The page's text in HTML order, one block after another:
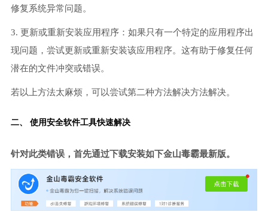
修复系统异常问题。
3. 更新或重新安装应用程序：如果只有一个特定的应用程序出
现问题，尝试更新或重新安装该应用程序。这有助于修复任何
潜在的文件冲突或错误。
若以上方法太麻烦，可以尝试第二种方法解决方法解决。
二、 使用安全软件工具快速解决
针对此类错误，首先通过下载安装如下金山毒霸最新版。